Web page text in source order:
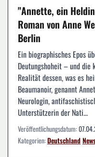
"Annette, ein
Roman von Anne
Berlin
Ein biographisches Epos
Deutungshoheit – und
Realität dessen, was es
Beaumanoir, genannt
Neurologin,
Unterstützerin der Nati...
Veröffentlichungsdatum:
Kategorien:Deutschland